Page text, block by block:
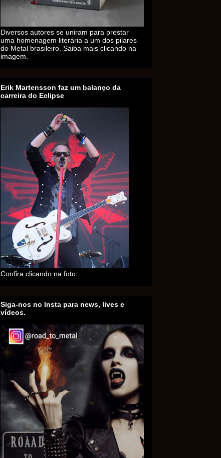
Diversos autores se uniram para prestar
uma homenagem literária a um dos pilares
do Metal brasileiro. Saiba mais clicando na
imagem.
Erik Martensson faz um balanço da
carreira do Eclipse
Confira clicando na foto.
Siga-nos no Insta para news, lives e
vídeos.